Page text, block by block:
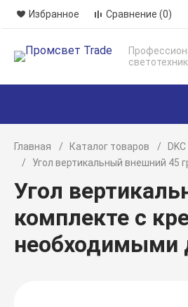
Избранное Сравнение (0)
Главная Каталог товаров DKC
Угол вертикальный внешний 45
Угол
комплекте с
необходимыми